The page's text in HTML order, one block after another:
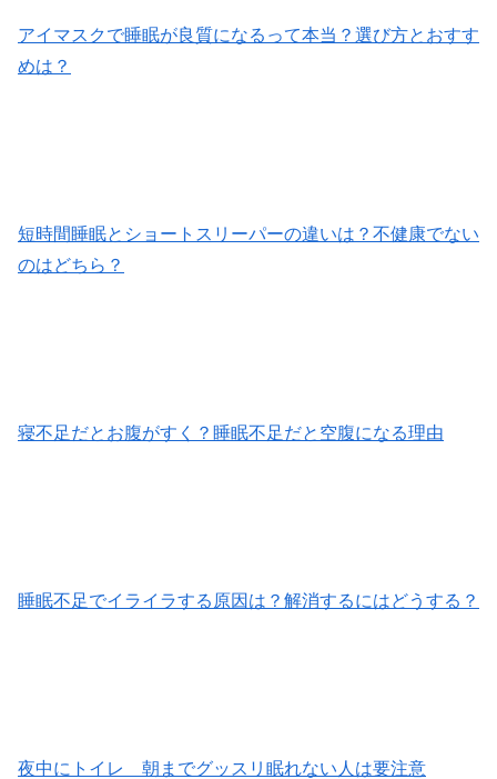
アイマスクで睡眠が良質になるって本当？選び方とおすす
めは？
短時間睡眠とショートスリーパーの違いは？不健康でない
のはどちら？
寝不足だとお腹がすく？睡眠不足だと空腹になる理由
睡眠不足でイライラする原因は？解消するにはどうする？
夜中にトイレ 朝までグッスリ眠れない人は要注意